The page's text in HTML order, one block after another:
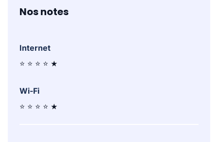
Nos notes
Internet
⭐ ⭐ ⭐ ⭐ ★
Wi-Fi
⭐ ⭐ ⭐ ⭐ ★